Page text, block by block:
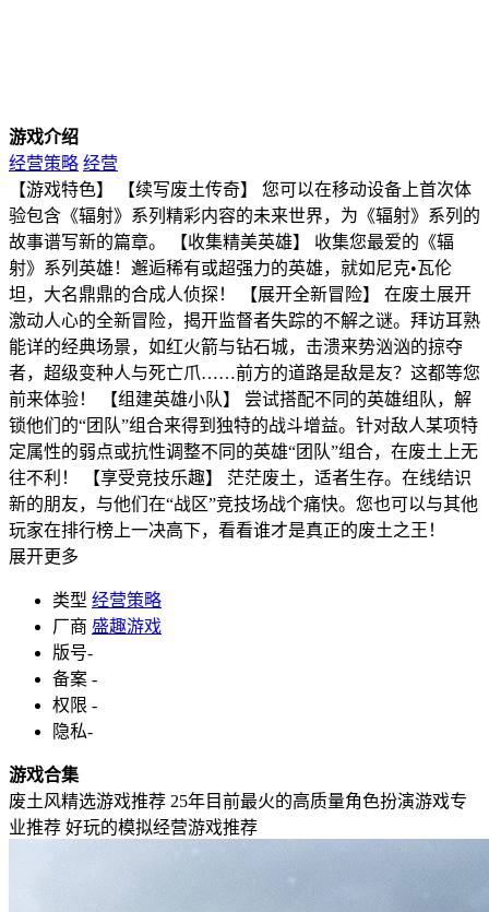
游戏介绍
经营策略 经营
【游戏特色】 【续写废土传奇】 您可以在移动设备上首次体
验包含《辐射》系列精彩内容的未来世界，为《辐射》系列的
故事谱写新的篇章。 【收集精美英雄】 收集您最爱的《辐
射》系列英雄！邂逅稀有或超强力的英雄，就如尼克•瓦伦
坦，大名鼎鼎的合成人侦探！ 【展开全新冒险】 在废土展开
激动人心的全新冒险，揭开监督者失踪的不解之谜。拜访耳熟
能详的经典场景，如红火箭与钻石城，击溃来势汹汹的掠夺
者，超级变种人与死亡爪……前方的道路是敌是友？这都等您
前来体验！ 【组建英雄小队】 尝试搭配不同的英雄组队，解
锁他们的“团队”组合来得到独特的战斗增益。针对敌人某项特
定属性的弱点或抗性调整不同的英雄“团队”组合，在废土上无
往不利！ 【享受竞技乐趣】 茫茫废土，适者生存。在线结识
新的朋友，与他们在“战区”竞技场战个痛快。您也可以与其他
玩家在排行榜上一决高下，看看谁才是真正的废土之王！
展开更多
类型 经营策略
厂商 盛趣游戏
版号-
备案 -
权限 -
隐私-
游戏合集
废土风精选游戏推荐 25年目前最火的高质量角色扮演游戏专
业推荐 好玩的模拟经营游戏推荐